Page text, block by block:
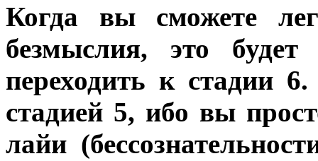
Когда вы сможете
безмыслия, это
переходить к стадии
стадией 5, ибо вы
лайи